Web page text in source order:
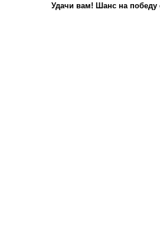
Удачи вам! Шанс на победу